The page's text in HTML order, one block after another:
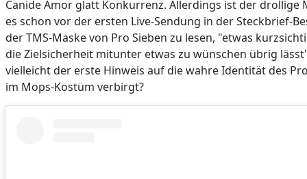
Canide Amor glatt Konkurrenz. Allerdings ist der drollige
es schon vor der ersten Live-Sendung in der Steckbrief-
der TMS-Maske von Pro Sieben zu lesen, "etwas
die Zielsicherheit mitunter etwas zu wünschen übrig
vielleicht der erste Hinweis auf die wahre Identität des
im Mops-Kostüm verbirgt?